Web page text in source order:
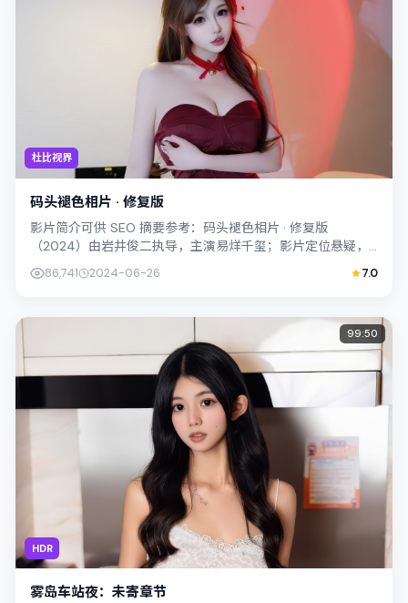
杜比视界
码头褪色相片 · 修复版
影片简介可供 SEO 摘要参考：码头褪色相片 · 修复版
（2024）由岩井俊二执导，主演易烊千玺；影片定位悬疑，
叙事锚定新加坡的社会议题与个体命...
86,741 2024-06-26 7.0
HDR
99:50
雾岛车站夜：未寄章节